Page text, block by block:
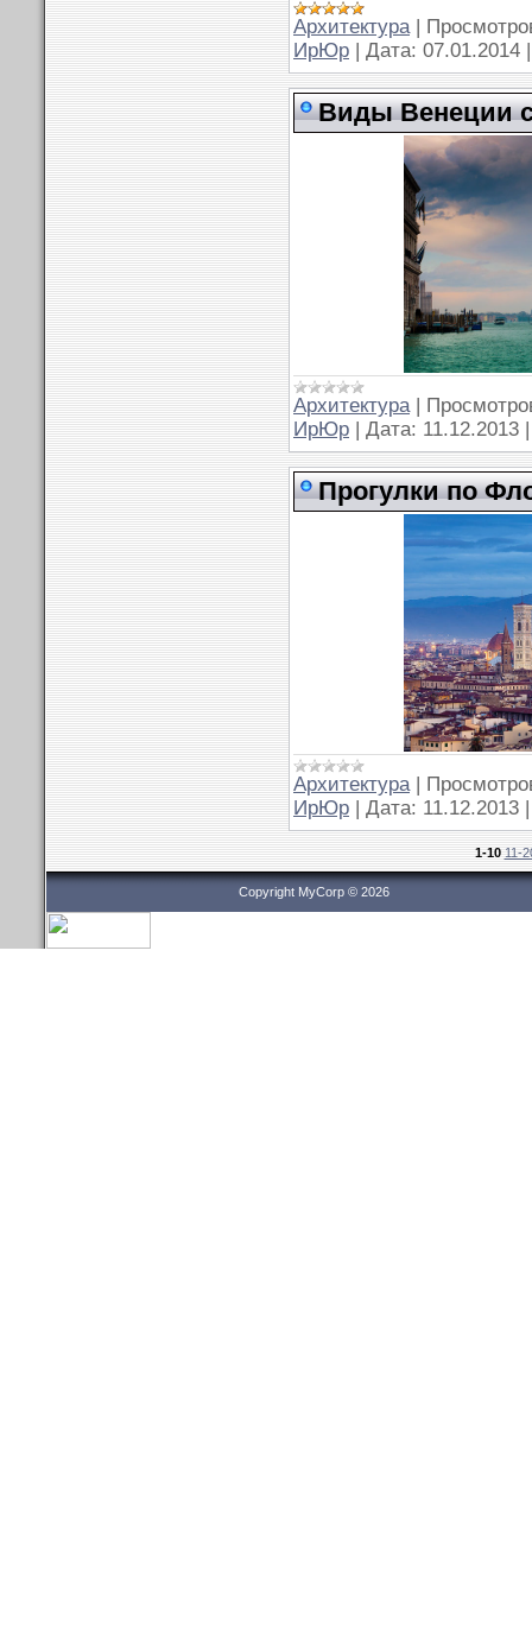
Архитектура |
ИрЮр | Дата: 07.01.2014
Виды Венеции
Архитектура |
ИрЮр | Дата: 11.12.2013
Прогулки по
Архитектура |
ИрЮр | Дата: 11.12.2013
1-10 11-
Copyright MyCorp © 2026